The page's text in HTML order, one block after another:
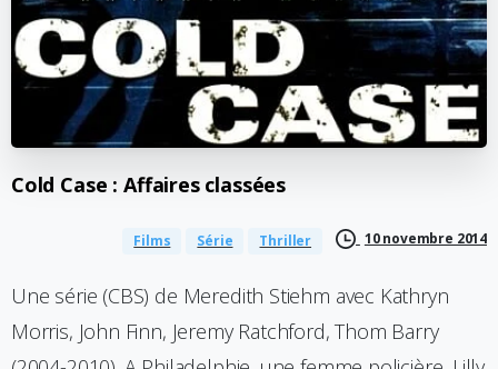
Cold Case : Affaires classées
Films Série Thriller 10 novembre 2014
Une série (CBS) de Meredith Stiehm avec Kathryn
Morris, John Finn, Jeremy Ratchford, Thom Barry